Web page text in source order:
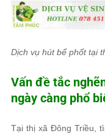
Dịch vụ hút bể phốt tại
Vấn đề tắc
ngày càng phổ
Tại thị xã Đông Triều,